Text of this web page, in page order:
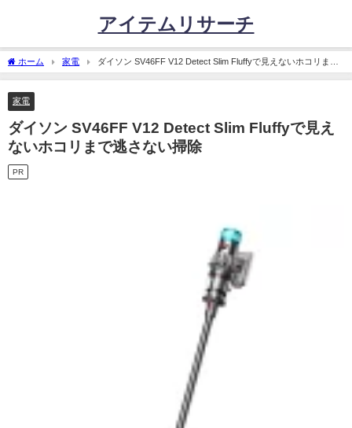
アイテムリサーチ
ホーム 家電
ダイソン SV46FF V12 Detect Slim Fluffyで見えないホコリまで
逃さない掃除
家電
ダイソン SV46FF V12 Detect Slim Fluffyで見え
ないホコリまで逃さない掃除
PR